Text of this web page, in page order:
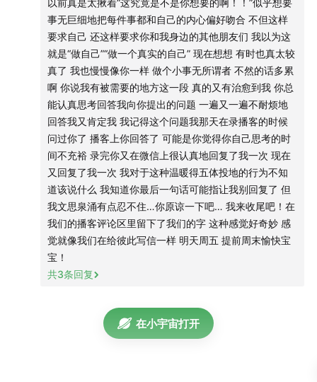
以前真是太揪着“这究竟是不是你想要的啊！！”似乎想要
事无巨细地把每件事都和自己的内心偏好吻合 不但这样
要求自己 还这样要求你和我身边的其他朋友们 我以为这
就是“做自己”“做一个真实的自己” 现在想想 有时也真太较
真了 我也慢慢像你一样 做个小事无所谓者 不然的话多累
啊 你说我有被需要的地方这一段 真的又有治愈到我 你总
能认真思考回答我向你提出的问题 一遍又一遍不耐烦地
回答我又肯定我 我记得这个问题我那天在录播客的时候
问过你了 播客上你回答了 可能是你觉得你自己思考的时
间不充裕 录完你又在微信上很认真地回复了我一次 现在
又回复了我一次 我对于这种温暖得五体投地的行为不知
道该说什么 我知道你最后一句话可能指让我别回复了 但
我文思泉涌有点忍不住…你原谅一下吧… 我来收尾吧！在
我们的播客评论区里留下了我们的字 这种感觉好奇妙 感
觉就像我们在给彼此写信一样 明天周五 提前周末愉快宝
宝！
共3条回复
在小宇宙打开